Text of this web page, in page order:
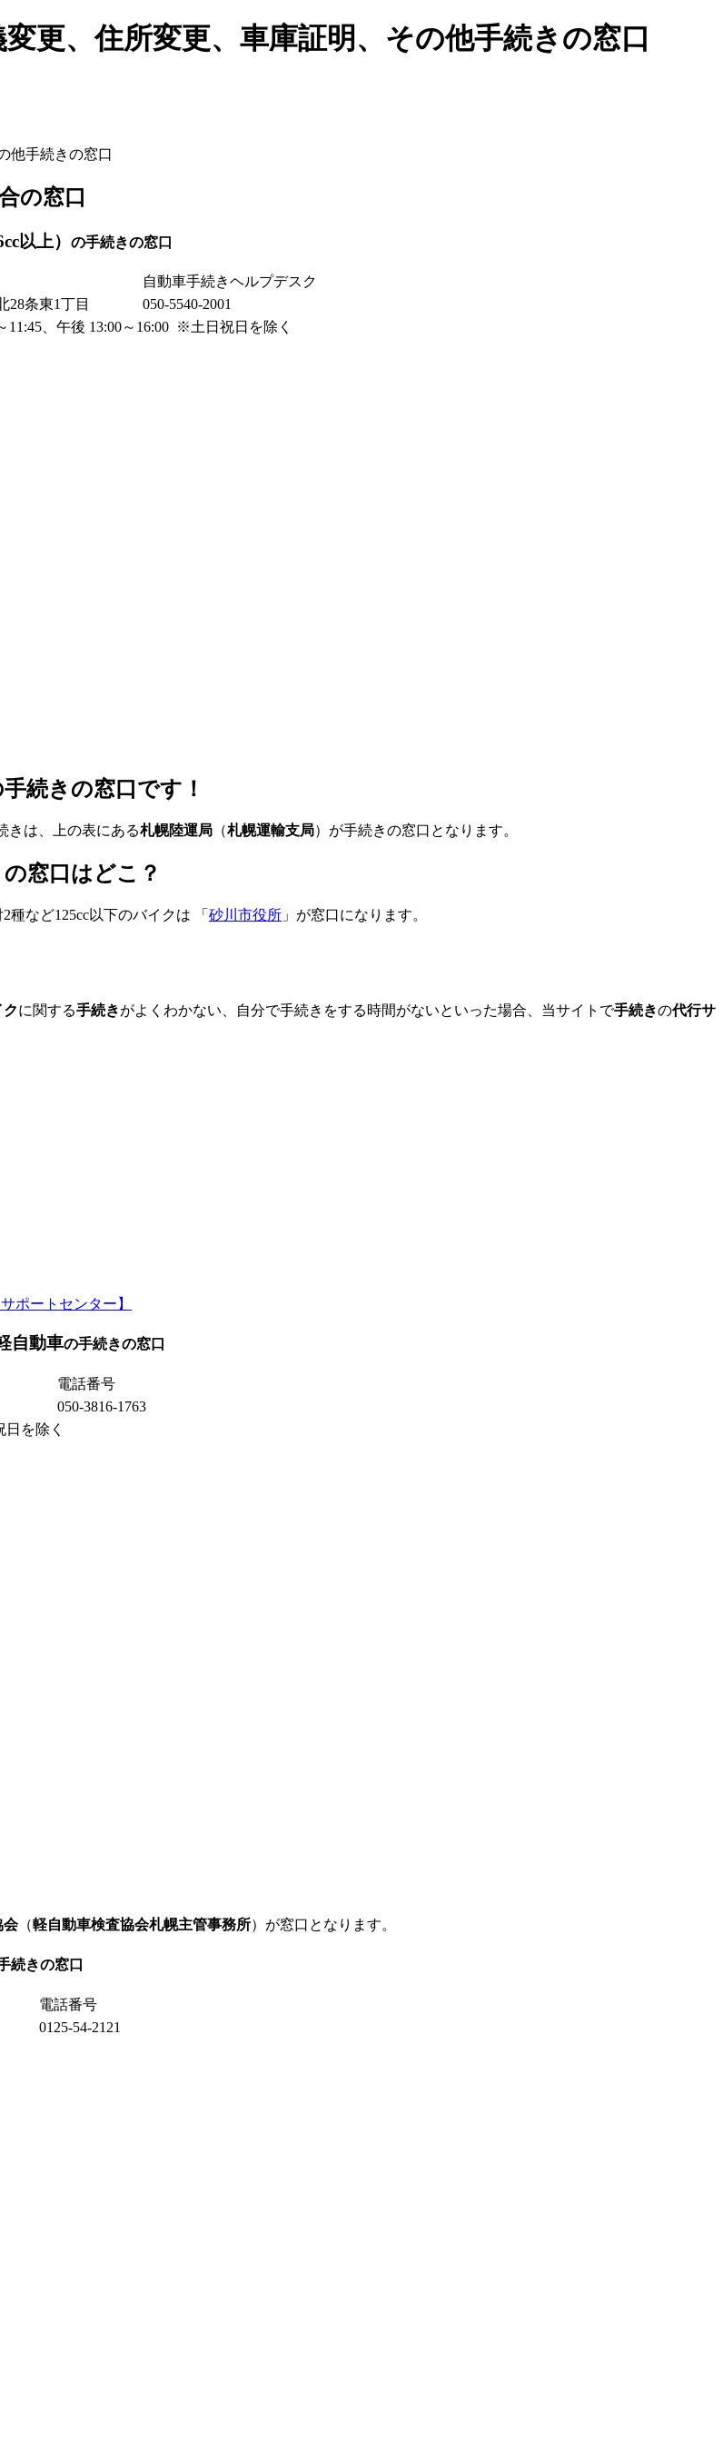
更、住所変更、車庫証明、その他手続きの窓口
他手続きの窓口
の窓口
以上） の手続きの窓口
自動車手続きヘルプデスク
28条東1丁目
050-5540-2001
11:45、午後 13:00～16:00 ※土日祝日を除く
続きの窓口です！
きは、上の表にある札幌陸運局 （札幌運輸支局）が手続きの窓口となります。
窓口はどこ？
種など125cc以下のバイクは 「 砂川市役所 」が窓口になります。
に関する手続きがよくわかない、自分で手続きをする時間がないといった場合、当サイトで手続きの代行サ
自動車の手続きの窓口
電話番号
050-3816-1763
を除く
会（軽自動車検査協会札幌主管事務所）が窓口となります。
続きの窓口
電話番号
0125-54-2121